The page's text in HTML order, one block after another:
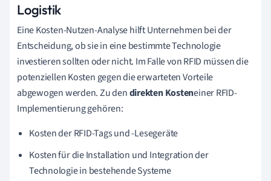
Logistik
Eine Kosten-Nutzen-Analyse hilft Unternehmen bei der
Entscheidung, ob sie in eine bestimmte Technologie
investieren sollten oder nicht. Im Falle von RFID müssen die
potenziellen Kosten gegen die erwarteten Vorteile
abgewogen werden. Zu dendirekten Kosteneiner RFID-
Implementierung gehören:
Kosten der RFID-Tags und -Lesegeräte
Kosten für die Installation und Integration der
Technologie in bestehende Systeme